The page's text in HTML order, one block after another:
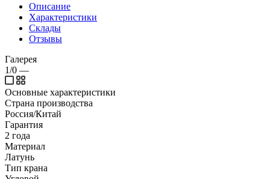
Описание
Характеристики
Склады
Отзывы
Галерея
1/0 —
Основные характеристики
Страна производства
Россия/Китай
Гарантия
2 года
Материал
Латунь
Тип крана